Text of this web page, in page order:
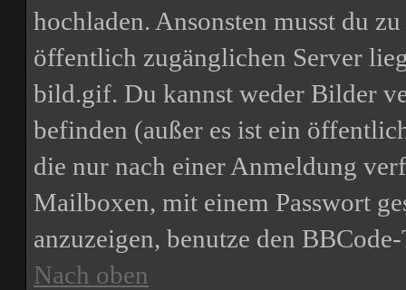
hochladen. Ansonsten musst du
öffentlich zugänglichen Server
bild.gif. Du kannst weder Bilder
befinden (außer es ist ein
die nur nach einer Anmeldung
Mailboxen, mit einem Passwort
anzuzeigen, benutze den
Nach oben